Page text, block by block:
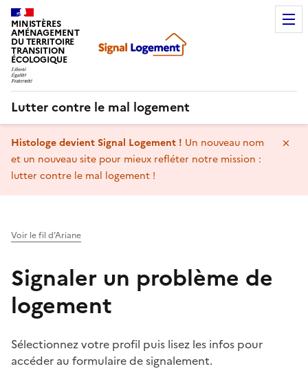
MINISTÈRES
AMÉNAGEMENT
DU TERRITOIRE
TRANSITION
ÉCOLOGIQUE
Lutter contre le mal logement
Histologe devient Signal Logement ! Un nouveau nom
et un nouveau site pour mieux refléter notre mission :
lutter contre le mal logement !
Voir le fil d’Ariane
Signaler un problème de
logement
Sélectionnez votre profil puis lisez les infos pour
accéder au formulaire de signalement.